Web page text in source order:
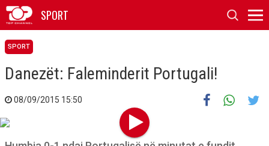
SPORT
SPORT
Danezët: Faleminderit Portugali!
08/09/2015 15:50